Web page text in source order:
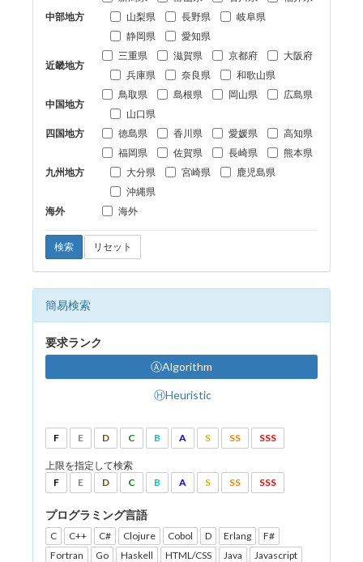
中部地方
山梨県
長野県
岐阜県
静岡県
愛知県
近畿地方
三重県 滋賀県 京都府
大阪府
兵庫県
奈良県 和歌山県
中国地方
鳥取県 島根県 岡山県
広島県
山口県
四国地方
徳島県 香川県 愛媛県 高知県
九州地方
福岡県 佐賀県 長崎県
熊本県
大分県
宮崎県
鹿児島県
沖縄県
海外
海外
検索 リセット
簡易検索
要求ランク
ⒶAlgorithm
ⒽHeuristic
F E D C B A S SS SSS
上限を指定して検索
F
E D C B A S SS SSS
プログラミング言語
C C++ C# Clojure Cobol D Erlang
F#
Fortran
Go Haskell HTML/CSS Java
Javascript